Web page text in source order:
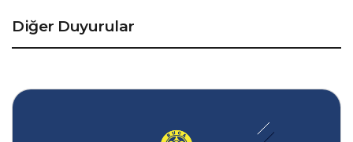
Diğer Duyurular